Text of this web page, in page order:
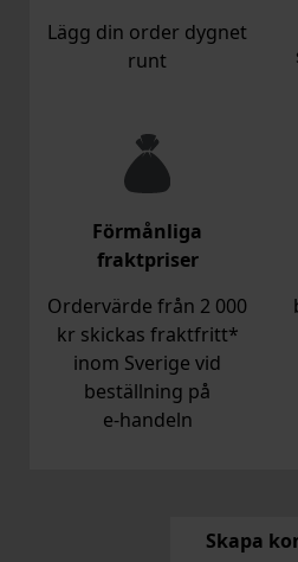
Lägg din order dygnet
runt
Förmånliga
fraktpriser
Ordervärde från 2 000
kr skickas fraktfritt*
inom Sverige vid
beställning på
e‑handeln
Skapa